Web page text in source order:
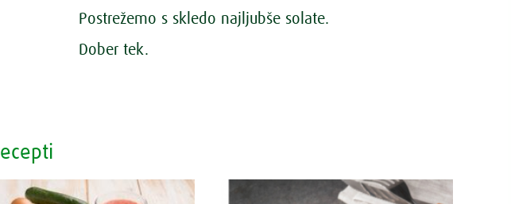
Postrežemo s skledo najljubše solate.
Dober tek.